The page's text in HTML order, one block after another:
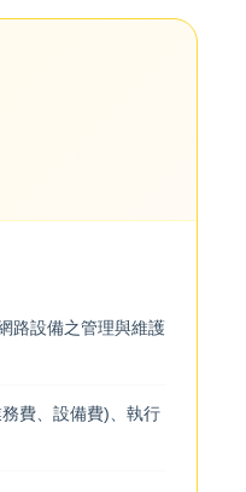
路設備之管理與維護
費、設備費)、執行